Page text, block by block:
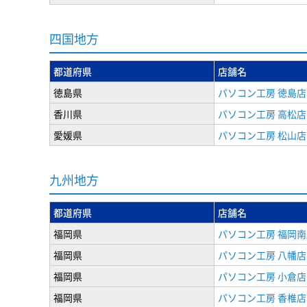
四国地方
都道府県 店舗名
徳島県
パソコン工房 徳島店
香川県
パソコン工房 高松店
愛媛県
パソコン工房 松山店
九州地方
都道府県 店舗名
福岡県
パソコン工房 福岡
福岡県
パソコン工房 八幡店
福岡県
パソコン工房 小倉店
福岡県
パソコン工房 香椎店